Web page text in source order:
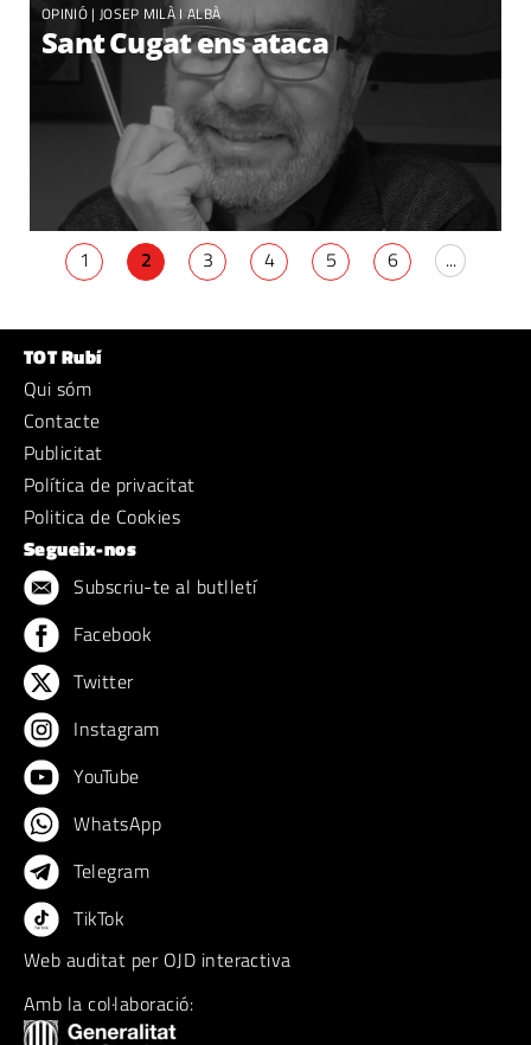
OPINIÓ | JOSEP MILÀ I ALBÀ
Sant Cugat ens ataca
1 2 3 4 5 6 ...
TOT Rubí
Qui sóm
Contacte
Publicitat
Política de privacitat
Politica de Cookies
Segueix-nos
Subscriu-te al butlletí
Facebook
Twitter
Instagram
YouTube
WhatsApp
Telegram
TikTok
Web auditat per OJD interactiva
Amb la col·laboració: